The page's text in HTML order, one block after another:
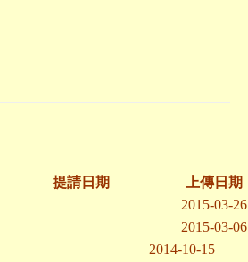
提請日期
上傳日期
2015-03-26
2015-03-06
2014-10-15